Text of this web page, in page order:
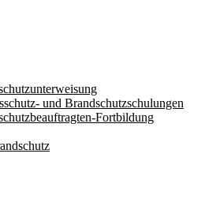
und Brandschutzschulungen
Fortbildung